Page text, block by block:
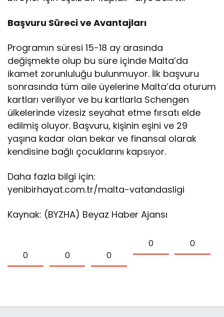
Başvuru Süreci ve Avantajları
Programın süresi 15-18 ay arasında
değişmekte olup bu süre içinde Malta’da
ikamet zorunluluğu bulunmuyor. İlk başvuru
sonrasında tüm aile üyelerine Malta’da oturum
kartları veriliyor ve bu kartlarla Schengen
ülkelerinde vizesiz seyahat etme fırsatı elde
edilmiş oluyor. Başvuru, kişinin eşini ve 29
yaşına kadar olan bekar ve finansal olarak
kendisine bağlı çocuklarını kapsıyor.
Daha fazla bilgi için:
yenibirhayat.com.tr/malta-vatandasligi
Kaynak: (BYZHA) Beyaz Haber Ajansı
0 0 0
0 0